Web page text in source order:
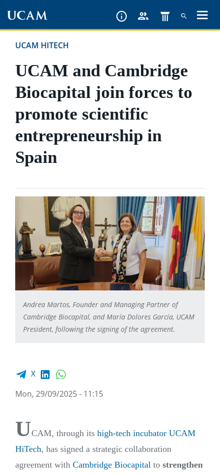
content
UCAM HITECH
UCAM and Cambridge
Biocapital join forces to
promote scientific
entrepreneurship in
Spain
Andrea Martos, Founder and Managing Partner of
Cambridge Biocapital, and María Dolores García, UCAM
President, following the signing of the agreement.
Facebook share
X LinkedIn
Mon, 29/09/2025 - 11:15
UCAM, through its high-tech incubator UCAM
HiTech, has signed a strategic collaboration
agreement with Cambridge Biocapital to strengthen